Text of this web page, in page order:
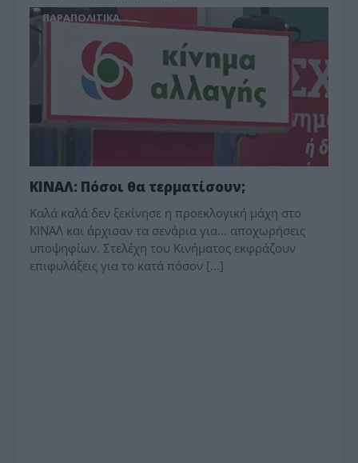
ΠΑΡΑΠΟΛΙΤΙΚΑ
ΚΙΝΑΛ: Πόσοι θα τερματίσουν;
Καλά καλά δεν ξεκίνησε η προεκλογική μάχη στο
ΚΙΝΑΛ και άρχισαν τα σενάρια για… αποχωρήσεις
υποψηφίων. Στελέχη του Κινήματος εκφράζουν
επιφυλάξεις για το κατά πόσον […]